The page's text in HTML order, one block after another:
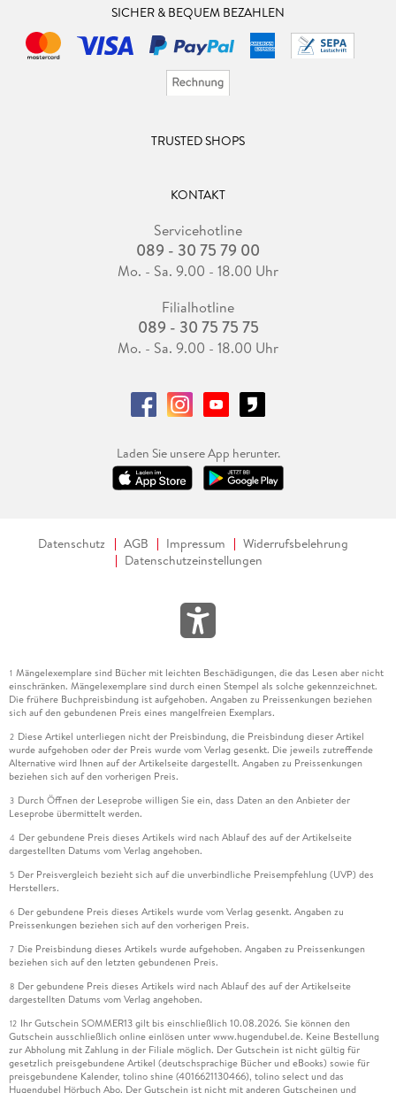
SICHER & BEQUEM BEZAHLEN
TRUSTED SHOPS
KONTAKT
Servicehotline
089 - 30 75 79 00
Mo. - Sa. 9.00 - 18.00 Uhr
Filialhotline
089 - 30 75 75 75
Mo. - Sa. 9.00 - 18.00 Uhr
Laden Sie unsere App herunter.
Datenschutz AGB Impressum
Widerrufsbelehrung
Datenschutzeinstellungen
1 Mängelexemplare sind Bücher mit leichten Beschädigungen, die das Lesen aber nicht
einschränken. Mängelexemplare sind durch einen Stempel als solche gekennzeichnet.
Die frühere Buchpreisbindung ist aufgehoben. Angaben zu Preissenkungen beziehen
sich auf den gebundenen Preis eines mangelfreien Exemplars.
2 Diese Artikel unterliegen nicht der Preisbindung, die Preisbindung dieser Artikel
wurde aufgehoben oder der Preis wurde vom Verlag gesenkt. Die jeweils zutreffende
Alternative wird Ihnen auf der Artikelseite dargestellt. Angaben zu Preissenkungen
beziehen sich auf den vorherigen Preis.
3 Durch Öffnen der Leseprobe willigen Sie ein, dass Daten an den Anbieter der
Leseprobe übermittelt werden.
4 Der gebundene Preis dieses Artikels wird nach Ablauf des auf der Artikelseite
dargestellten Datums vom Verlag angehoben.
5 Der Preisvergleich bezieht sich auf die unverbindliche Preisempfehlung (UVP) des
Herstellers.
6 Der gebundene Preis dieses Artikels wurde vom Verlag gesenkt. Angaben zu
Preissenkungen beziehen sich auf den vorherigen Preis.
7 Die Preisbindung dieses Artikels wurde aufgehoben. Angaben zu Preissenkungen
beziehen sich auf den letzten gebundenen Preis.
8 Der gebundene Preis dieses Artikels wird nach Ablauf des auf der Artikelseite
dargestellten Datums vom Verlag angehoben.
12 Ihr Gutschein SOMMER13 gilt bis einschließlich 10.08.2026. Sie können den
Gutschein ausschließlich online einlösen unter www.hugendubel.de. Keine Bestellung
zur Abholung mit Zahlung in der Filiale möglich. Der Gutschein ist nicht gültig für
gesetzlich preisgebundene Artikel (deutschsprachige Bücher und eBooks) sowie für
preisgebundene Kalender, tolino shine (4016621130466), tolino select und das
Hugendubel Hörbuch Abo. Der Gutschein ist nicht mit anderen Gutscheinen und